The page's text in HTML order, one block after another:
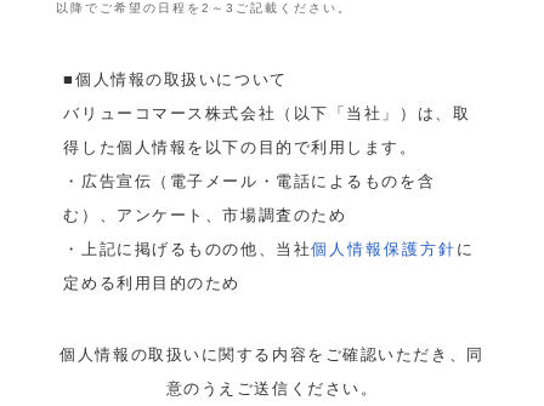
以降でご希望の日程を2～3ご記載ください。
■個人情報の取扱いについて
バリューコマース株式会社（以下「当社」）は、取
得した個人情報を以下の目的で利用します。
・広告宣伝（電子メール・電話によるものを含
む）、アンケート、市場調査のため
・上記に掲げるものの他、当社個人情報保護方針 に
定める利用目的のため
個人情報の取扱いに関する内容をご確認いただき、同
意のうえご送信ください。